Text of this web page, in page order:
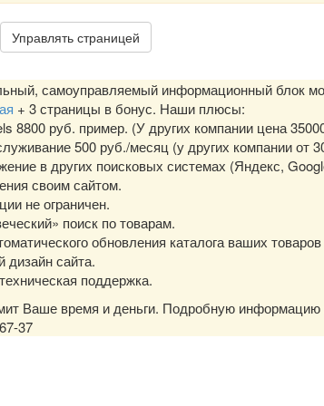
Управлять страницей
самоуправляемый информационный блок
+ 3 страницы в бонус. Наши плюсы:
8800 руб. пример. (У других компании цена
500 руб./месяц (у других компании от
в других поисковых системах (Яндекс,
своим сайтом.
не ограничен.
поиск по товарам.
обновления каталога ваших
сайта.
поддержка.
Ваше время и деньги. Подробную
37